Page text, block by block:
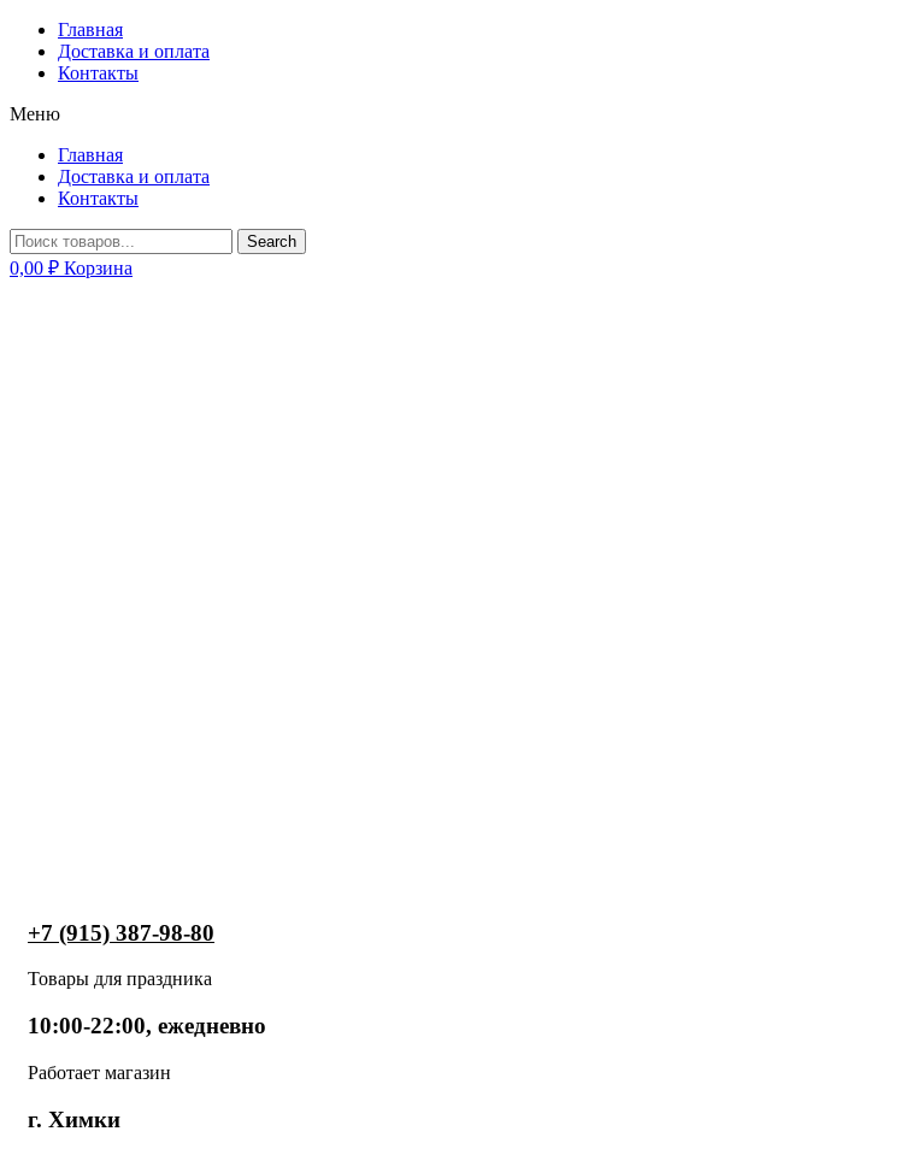
Главная
Доставка и оплата
Контакты
Меню
Главная
Доставка и оплата
Контакты
Search
0,00 ₽ Корзина
+7 (915) 387-98-80
Товары для праздника
10:00-22:00, ежедневно
Работает магазин
г. Химки